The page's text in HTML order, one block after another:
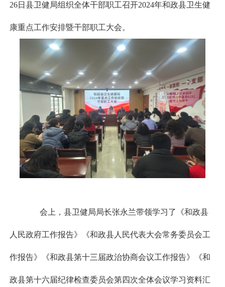
26日县卫健局组织全体干部职工召开2024年和政县卫生健
康重点工作安排暨干部职工大会。
会上，县卫健局局长张永兰带领学习了《和政县
人民政府工作报告》《和政县人民代表大会常务委员会工
作报告》《和政县第十三届政治协商会议工作报告》《和
政县第十六届纪律检查委员会第四次全体会议学习资料汇